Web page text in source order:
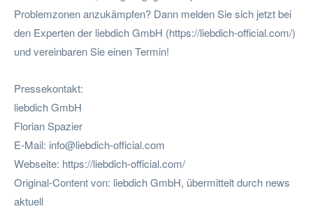
Problemzonen anzukämpfen? Dann melden Sie sich jetzt bei
den Experten der liebdich GmbH (https://liebdich-official.com/)
und vereinbaren Sie einen Termin!
Pressekontakt:
liebdich GmbH
Florian Spazier
E-Mail: info@liebdich-official.com
Webseite: https://liebdich-official.com/
Original-Content von: liebdich GmbH, übermittelt durch news
aktuell